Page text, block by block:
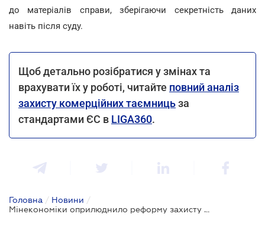
до матеріалів справи, зберігаючи секретність даних
навіть після суду.
Щоб детально розібратися у змінах та
врахувати їх у роботі, читайте повний аналіз
захисту комерційних таємницьза
стандартами ЄС в LIGA360.
Головна / Новини /
Мінекономіки оприлюднило реформу захисту комерційних таємниць за стандартами ЄС